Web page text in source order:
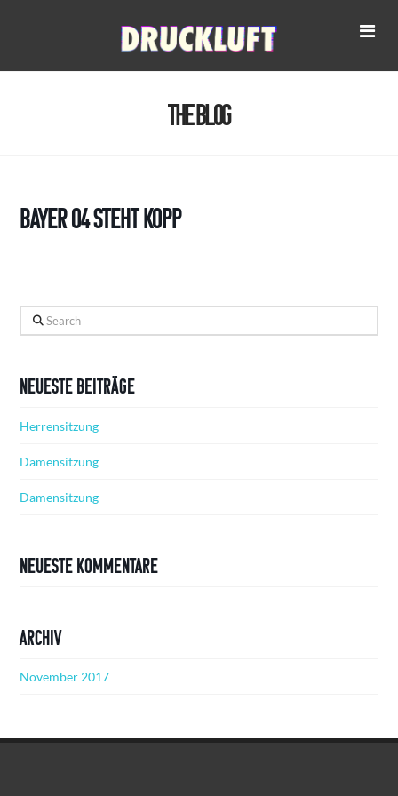
The Blog
Bayer 04 steht Kopp
Search
Neueste Beiträge
Herrensitzung
Damensitzung
Damensitzung
Neueste Kommentare
Archiv
November 2017